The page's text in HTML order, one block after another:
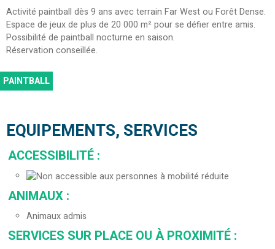
Activité paintball dès 9 ans avec terrain Far West ou Forêt Dense.
Espace de jeux de plus de 20 000 m² pour se défier entre amis.
Possibilité de paintball nocturne en saison.
Réservation conseillée.
PAINTBALL
EQUIPEMENTS, SERVICES
ACCESSIBILITÉ :
ANIMAUX :
Animaux admis
SERVICES SUR PLACE OU À PROXIMITÉ :